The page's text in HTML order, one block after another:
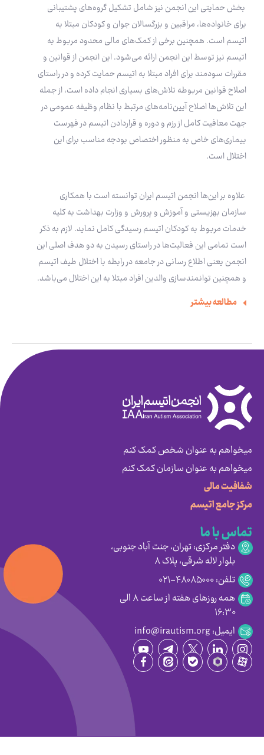
بخش حمایتی این انجمن نیز شامل تشکیل گروه‌‌های پشتیبانی
برای خانواده‌ها، مراقبین و بزرگسالان جوان و کودکان مبتلا به
اتیسم است. همچنین برخی از کمک‌های مالی محدود مربوط به
اتیسم نیز توسط این انجمن ارائه می‌شود. این انجمن از قوانین و
مقررات سودمند برای افراد مبتلا به اتیسم حمایت کرده و در راستای
اصلاح قوانین مربوطه تلاش‌های بسیاری انجام داده است، از جمله
این تلاش‌ها اصلاح آیین‌نامه‌های مرتبط با نظام وظیفه عمومی در
جهت معافیت کامل از رزم و دوره و قراردادن اتیسم در فهرست
بیماری‌های خاص به منظور اختصاص بودجه مناسب برای این
اختلال است.
علاوه بر این‌ها انجمن اتیسم ایران توانسته است با همکاری
سازمان بهزیستی و آموزش و پرورش و وزارت بهداشت به کلیه
خدمات مربوط به کودکان اتیسم رسیدگی کامل نماید. لازم به ذکر
است تمامی این فعالیت‌ها در راستای رسیدن به دو هدف اصلی این
انجمن یعنی اطلاع رسانی در جامعه در رابطه با اختلال طیف اتیسم
و همچنین توانمندسازی والدین افراد مبتلا به این اختلال می‌باشد.
مطالعه بیشتر
میخواهم به عنوان شخص کمک کنم
میخواهم به عنوان سازمان کمک کنم
شفافیت مالی
مرکز جامع اتیسم
تماس با ما
دفتر مرکزی: تهران، جنت آباد جنوبی،
بلوار لاله شرقی، پلاک ۸
تلفن: ۴۸۰۸۵۰۰۰-۰۲۱
همه روزهای هفته از ساعت ۸ الی
۱۶:۳۰
ایمیل: info@irautism.org